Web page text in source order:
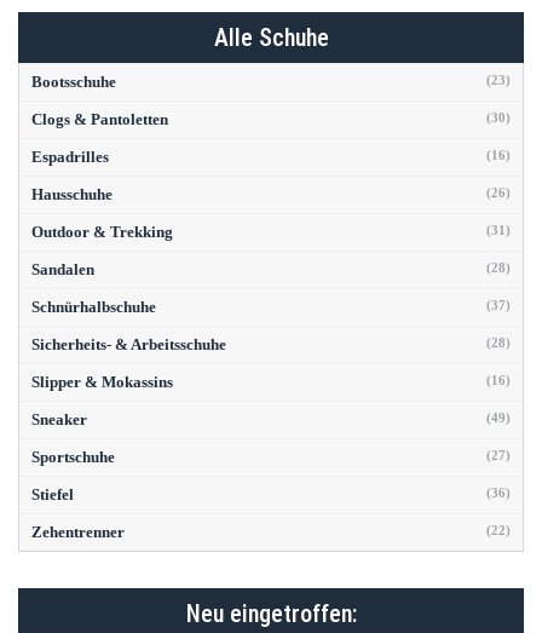
Alle Schuhe
Bootsschuhe (23)
Clogs & Pantoletten (30)
Espadrilles (16)
Hausschuhe (26)
Outdoor & Trekking (31)
Sandalen (28)
Schnürhalbschuhe (37)
Sicherheits- & Arbeitsschuhe (28)
Slipper & Mokassins (16)
Sneaker (49)
Sportschuhe (27)
Stiefel (36)
Zehentrenner (22)
Neu eingetroffen: